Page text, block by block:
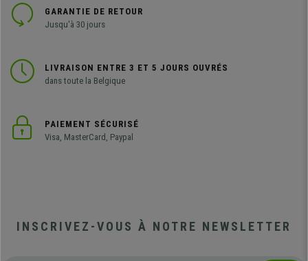
GARANTIE DE RETOUR
Jusqu'à 30 jours
LIVRAISON ENTRE 3 ET 5 JOURS OUVRÉS
dans toute la Belgique
PAIEMENT SÉCURISÉ
Visa, MasterCard, Paypal
INSCRIVEZ-VOUS À NOTRE NEWSLETTER